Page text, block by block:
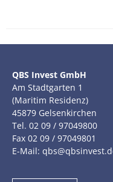
QBS Invest GmbH
Am Stadtgarten 1
(Maritim Residenz)
45879 Gelsenkirchen
Tel. 02 09 / 97049800
Fax 02 09 / 97049801
E-Mail: